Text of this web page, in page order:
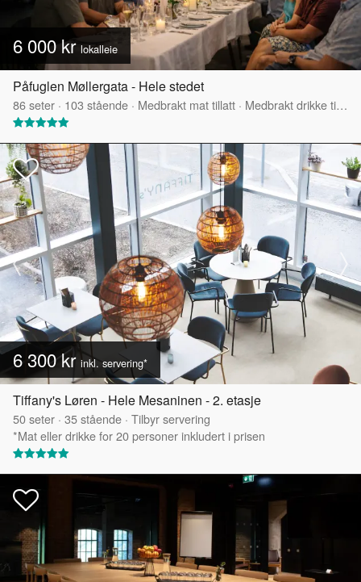
6 000 kr lokalleie
Påfuglen Møllergata - Hele stedet
86seter · 103 stående · Medbrakt mat tillatt · Medbrakt drikke tillatt
6 300 krinkl. servering*
Tiffany's Løren - Hele Mesaninen - 2. etasje
50seter · 35stående · Tilbyr servering
*Mat eller drikke for 20 personer inkludert i prisen